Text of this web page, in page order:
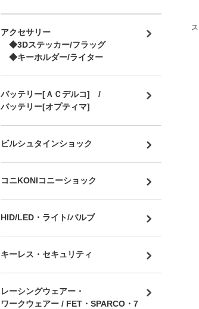
アクセサリー
◆3Dステッカー/フラッグ
◆キーホルダー/ライター
バッテリー[ＡＣデルコ] /
バッテリー[オプティマ]
ビルシュタインショック
コニKONIコニーショック
HID/LED・ライト/バルブ
キーレス・セキュリティ
レーシングウェアー・
ワークウェアー / FET・SPARCO・7